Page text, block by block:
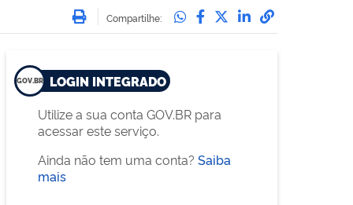
Imprimir
Compartilhe: Compartilhe no
Compartilhe no
Compartilhe no
Compartilhe
LOGIN INTEGRADO
Utilize a sua conta GOV.BR para
acessar este serviço.
Ainda não tem uma conta? Saiba
mais